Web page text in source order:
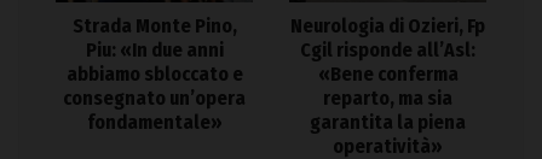
Strada Monte Pino,
Piu: «In due anni
abbiamo sbloccato e
consegnato un’opera
fondamentale»
Neurologia di Ozieri, Fp
Cgil risponde all’Asl:
«Bene conferma
reparto, ma sia
garantita la piena
operatività»